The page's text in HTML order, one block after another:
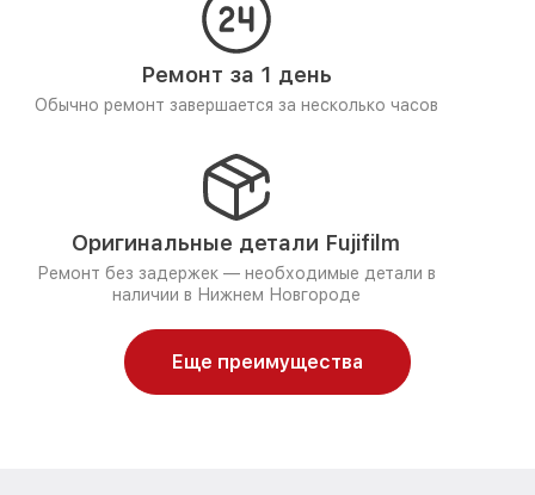
Ремонт за 1 день
Обычно ремонт завершается за несколько часов
Оригинальные детали Fujifilm
Ремонт без задержек — необходимые детали в
наличии в Нижнем Новгороде
Еще преимущества